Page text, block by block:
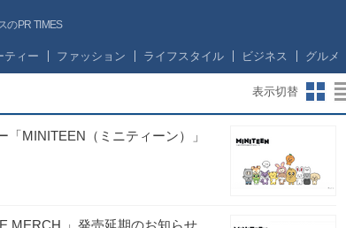
のPR TIMES
ティー ファッション ライフスタイル ビジネス グルメ
表示切替
「MINITEEN（ミニティーン）」
MERCH 」発売延期のお知らせ